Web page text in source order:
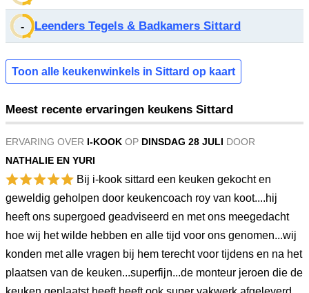
- Leenders Tegels & Badkamers Sittard
Toon alle keukenwinkels in Sittard op kaart
Meest recente ervaringen keukens Sittard
ERVARING OVER I-KOOK OP DINSDAG 28 JULI DOOR
NATHALIE EN YURI
Bij i-kook sittard een keuken gekocht en
geweldig geholpen door keukencoach roy van koot....hij
heeft ons supergoed geadviseerd en met ons meegedacht
hoe wij het wilde hebben en alle tijd voor ons genomen...wij
konden met alle vragen bij hem terecht voor tijdens en na het
plaatsen van de keuken...superfijn...de monteur jeroen die de